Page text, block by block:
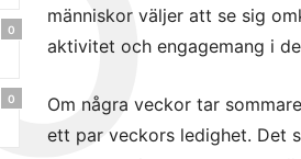
0
0
människor väljer att se sig
aktivitet och engagemang i
Om några veckor tar
ett par veckors ledighet. Det